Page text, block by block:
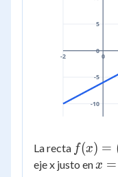
-2 0
-10
-5
0
5
La recta f(x)
=
f(x) =
eje x justo enx
x =